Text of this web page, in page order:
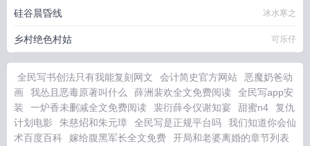
硅谷晨昏线 冰水寒之
乡村绝色村姑 可乐仔
全民写书创法只有我能复刻网文 会计简史官方网站
恶魔奶爸动
画
我怂且恶毒原著叫什么 薛洲裴欢全文免费阅读
全民写app安
装
一炉香未删减全文免费阅读 裴衍薛令仪谢知宴 甜蜜n4
复仇
计划电影
朱慈炤和朱元璋 全民写是正规平台吗
我们知道你会仙
术百度百科
嫁给腹黑军长全文免费
开局和老婆离婚的章节列表